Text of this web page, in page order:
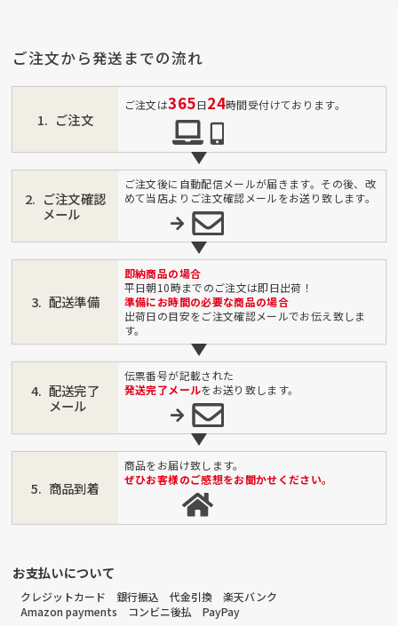
ご注文から発送までの流れ
ご注文
ご注文は365日24時間受付けております。
ご注文確認
メール
ご注文後に自動配信メールが届きます。その後、改
めて当店よりご注文確認メールをお送り致します。
配送準備
即納商品の場合
平日朝10時までのご注文は即日出荷！
準備にお時間の必要な商品の場合
出荷日の目安をご注文確認メールでお伝え致しま
す。
配送完了
メール
伝票番号が記載された
発送完了メールをお送り致します。
商品到着
商品をお届け致します。
ぜひお客様のご感想をお聞かせください。
お支払いについて
クレジットカード 銀行振込 代金引換 楽天バンク
Amazon payments コンビニ後払 PayPay